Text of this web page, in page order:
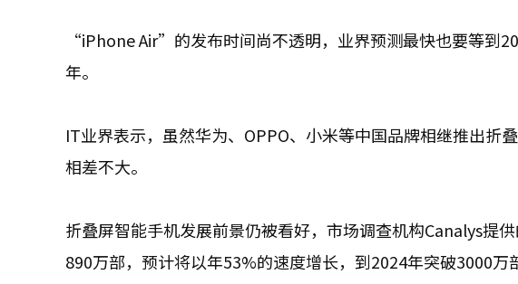
“iPhone Air”的发布时间尚不透明，业界预测最快也要等到
年。
IT业界表示，虽然华为、OPPO、小米等中国品牌相继推出折
相差不大。
折叠屏智能手机发展前景仍被看好，市场调查机构Canalys提
890万部，预计将以年53%的速度增长，到2024年突破3000万